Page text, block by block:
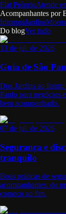
Flat PróprioAtende
Acompanhantes por
IpirangaJardins
Do blogVer tudo
13 de jul. de 2026
Guia de São
Dos Jardins ao Itaim:
Paulo para negócios
bem acompanhado.
07 de jul. de 2026
Segurança e
tranquilo
Boas práticas de
acompanhantes: do
começo ao fim.